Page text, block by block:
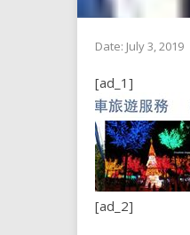
Date: July 3, 2019
[ad_1]
[ad_2]